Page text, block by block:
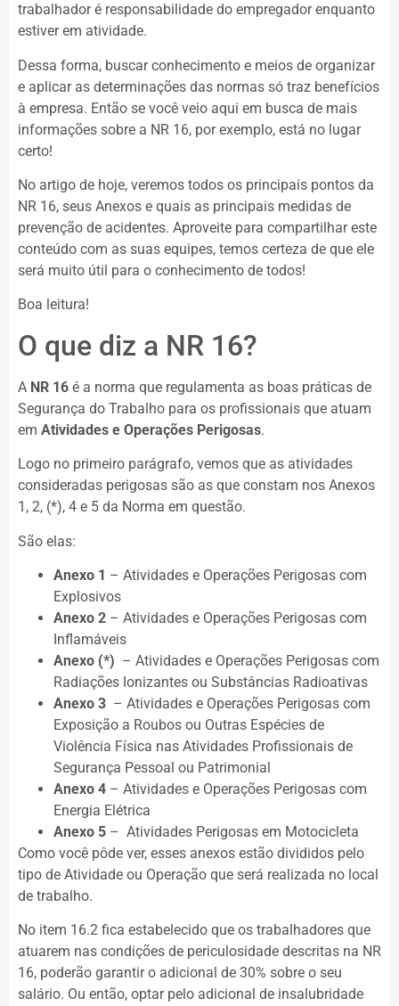
trabalhador é responsabilidade do empregador enquanto
estiver em atividade.
Dessa forma, buscar conhecimento e meios de organizar
e aplicar as determinações das normas só traz benefícios
à empresa. Então se você veio aqui em busca de mais
informações sobre a NR 16, por exemplo, está no lugar
certo!
No artigo de hoje, veremos todos os principais pontos da
NR 16, seus Anexos e quais as principais medidas de
prevenção de acidentes. Aproveite para compartilhar este
conteúdo com as suas equipes, temos certeza de que ele
será muito útil para o conhecimento de todos!
Boa leitura!
O que diz a NR 16?
A NR 16 é a norma que regulamenta as boas práticas de
Segurança do Trabalho para os profissionais que atuam
em Atividades e Operações Perigosas.
Logo no primeiro parágrafo, vemos que as atividades
consideradas perigosas são as que constam nos Anexos
1, 2, (*), 4 e 5 da Norma em questão.
São elas:
Anexo 1 – Atividades e Operações Perigosas com
Explosivos
Anexo 2 – Atividades e Operações Perigosas com
Inflamáveis
Anexo (*) – Atividades e Operações Perigosas com
Radiações Ionizantes ou Substâncias Radioativas
Anexo 3 – Atividades e Operações Perigosas com
Exposição a Roubos ou Outras Espécies de
Violência Física nas Atividades Profissionais de
Segurança Pessoal ou Patrimonial
Anexo 4 – Atividades e Operações Perigosas com
Energia Elétrica
Anexo 5 – Atividades Perigosas em Motocicleta
Como você pôde ver, esses anexos estão divididos pelo
tipo de Atividade ou Operação que será realizada no local
de trabalho.
No item 16.2 fica estabelecido que os trabalhadores que
atuarem nas condições de periculosidade descritas na NR
16, poderão garantir o adicional de 30% sobre o seu
salário. Ou então, optar pelo adicional de insalubridade